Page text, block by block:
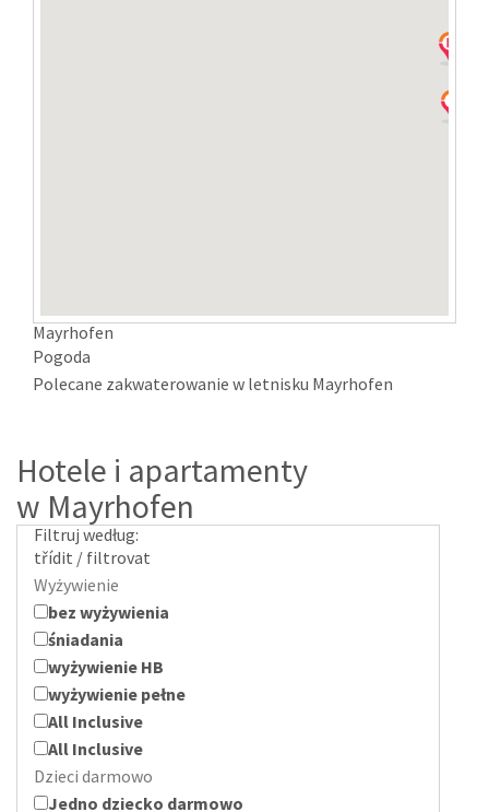
Mayrhofen
Pogoda
Polecane zakwaterowanie w letnisku Mayrhofen
Hotele i apartamenty
w Mayrhofen
Filtruj według:
třídit / filtrovat
Wyżywienie
bez wyżywienia
śniadania
wyżywienie HB
wyżywienie pełne
All Inclusive
All Inclusive
Dzieci darmowo
Jedno dziecko darmowo